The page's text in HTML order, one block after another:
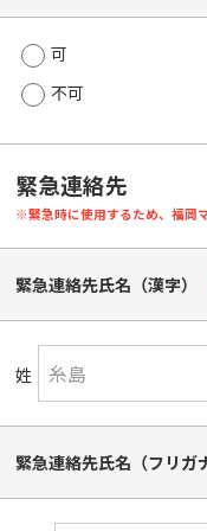
可
不可
緊急連絡先
※緊急時に使用するため、福岡
緊急連絡先氏名（漢字）
姓
緊急連絡先氏名（フリガ